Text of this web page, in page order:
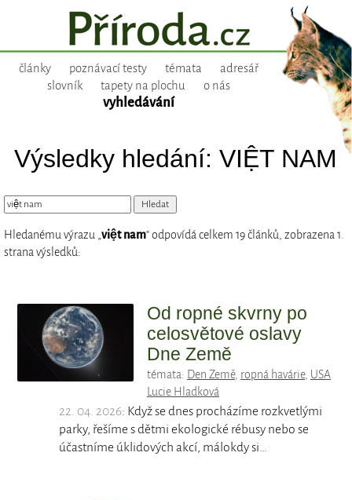
články poznávací testy témata
adresář
slovník
tapety na plochu o nás
vyhledávání
Výsledky hledání: VIỆT NAM
Hledanému výrazu „việt nam“ odpovídá celkem 19 článků, zobrazena 1.
strana výsledků:
Od ropné skvrny po
celosvětové oslavy
Dne Země
témata: Den Země, ropná havárie, USA
Lucie Hladková
22. 04. 2026: Když se dnes procházíme rozkvetlými
parky, řešíme s dětmi ekologické rébusy nebo se
účastníme úklidových akcí, málokdy si…